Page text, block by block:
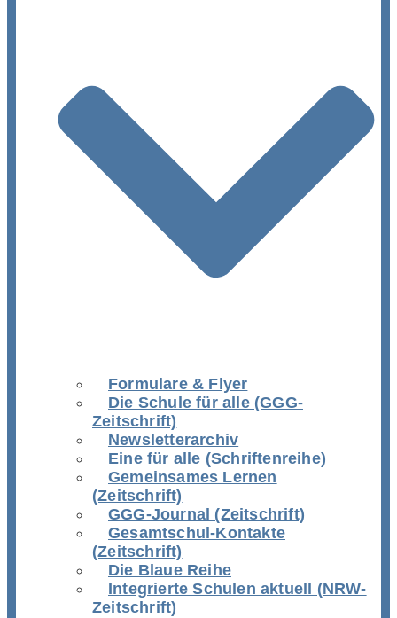
Formulare & Flyer
Die Schule für alle (GGG-
Zeitschrift)
Newsletterarchiv
Eine für alle (Schriftenreihe)
Gemeinsames Lernen
(Zeitschrift)
GGG-Journal (Zeitschrift)
Gesamtschul-Kontakte
(Zeitschrift)
Die Blaue Reihe
Integrierte Schulen aktuell (NRW-
Zeitschrift)